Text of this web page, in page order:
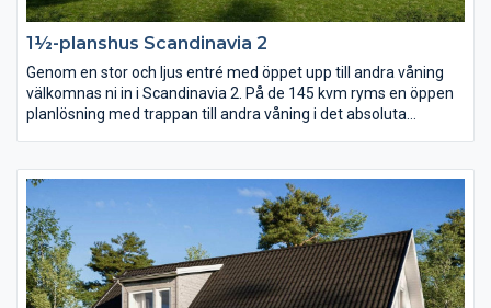
1½-planshus Scandinavia 2
Genom en stor och ljus entré med öppet upp till andra våning
välkomnas ni in i Scandinavia 2. På de 145 kvm ryms en öppen
planlösning med trappan till andra våning i det absoluta